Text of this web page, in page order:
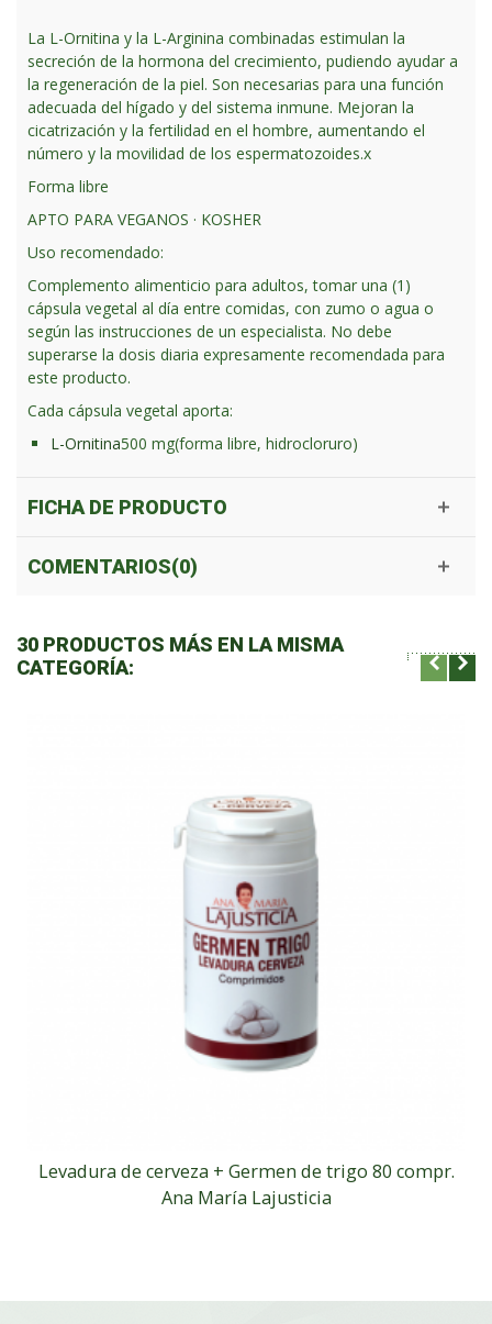
La L-Ornitina y la L-Arginina combinadas estimulan la
secreción de la hormona del crecimiento, pudiendo ayudar a
la regeneración de la piel. Son necesarias para una función
adecuada del hígado y del sistema inmune. Mejoran la
cicatrización y la fertilidad en el hombre, aumentando el
número y la movilidad de los espermatozoides.x
Forma libre
APTO PARA VEGANOS · KOSHER
Uso recomendado:
Complemento alimenticio para adultos, tomar una (1)
cápsula vegetal al día entre comidas, con zumo o agua o
según las instrucciones de un especialista. No debe
superarse la dosis diaria expresamente recomendada para
este producto.
Cada cápsula vegetal aporta:
L-Ornitina500 mg(forma libre, hidrocloruro)
FICHA DE PRODUCTO
COMENTARIOS(0)
30 PRODUCTOS MÁS EN LA MISMA
CATEGORÍA:
Levadura de cerveza + Germen de trigo 80 compr.
Ana María Lajusticia